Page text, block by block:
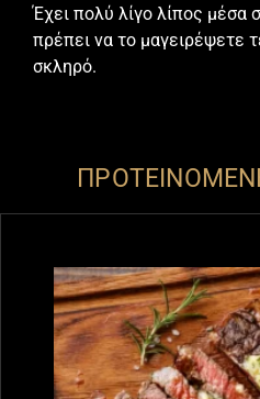
Έχει πολύ λίγο λίπος μέσα
πρέπει να το μαγειρέψετε
σκληρό.